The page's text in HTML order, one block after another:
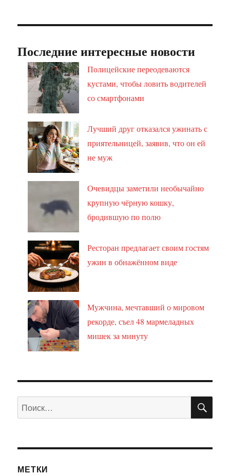
Последние интересные новости
Полицейские переодеваются
кустами, чтобы ловить водителей
со смартфонами
Лучший друг отказался ужинать с
приятельницей, заявив, что он ей
не муж
Очевидцы заметили необычайно
крупную чёрную кошку,
бродившую по полю
Ресторан предлагает своим гостям
ужин в обнажённом виде
Мужчина, мечтавший о мировом
рекорде, съел 48 мармеладных
мишек за минуту
Искать:
МЕТКИ